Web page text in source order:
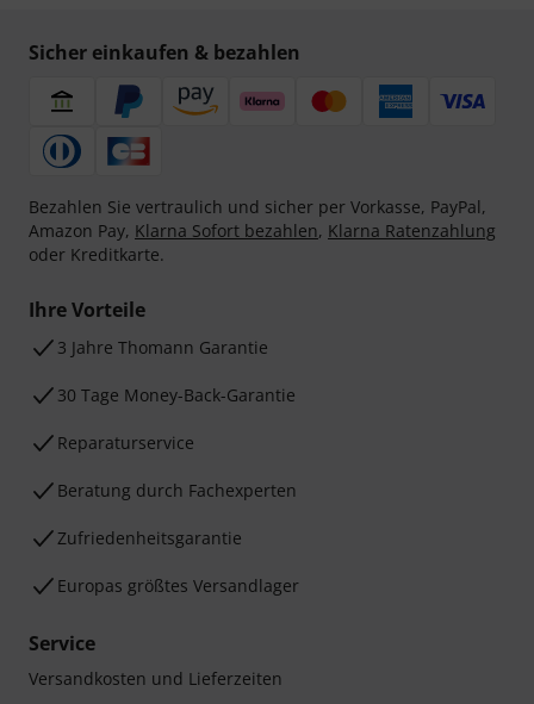
Sicher einkaufen & bezahlen
Bezahlen Sie vertraulich und sicher per Vorkasse, PayPal,
Amazon Pay, Klarna Sofort bezahlen, Klarna Ratenzahlung
oder Kreditkarte.
Ihre Vorteile
3 Jahre Thomann Garantie
30 Tage Money-Back-Garantie
Reparaturservice
Beratung durch Fachexperten
Zufriedenheitsgarantie
Europas größtes Versandlager
Service
Versandkosten und Lieferzeiten